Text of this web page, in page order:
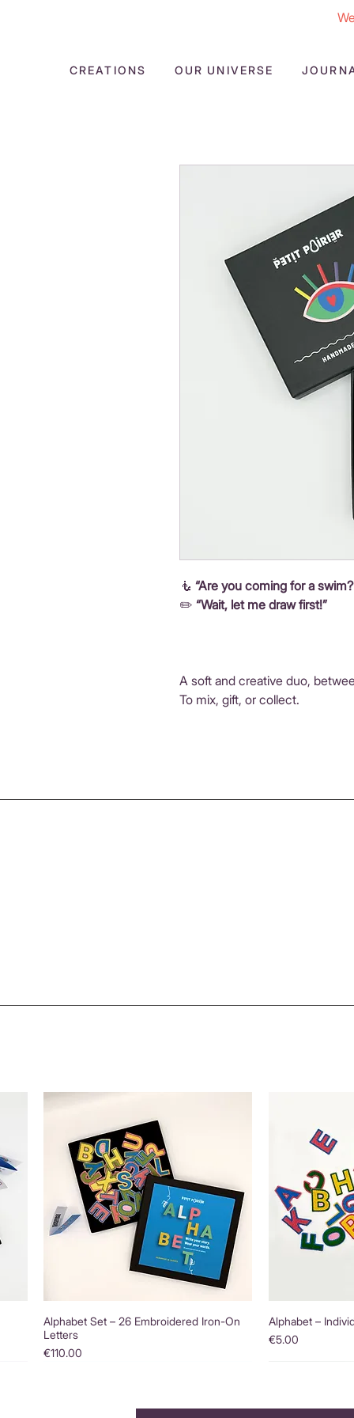
CREATIONS OUR UNIVERSE
🧜 “Are you coming for a
✏️ “Wait, let me draw first!”
A soft and creative duo,
To mix, gift, or collect.
Alphabet Set – 26 Embroidered Iron-On
Letters
Price
€110.00
Alphabet –
Price
€5.00